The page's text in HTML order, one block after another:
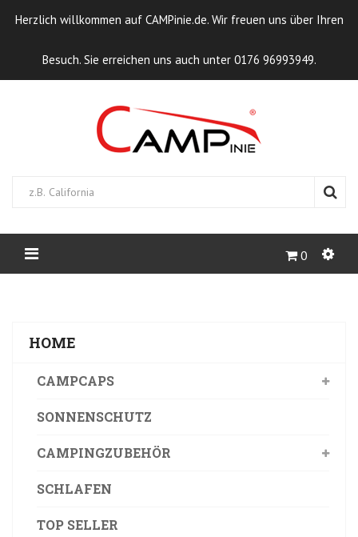
Herzlich willkommen auf CAMPinie.de. Wir freuen uns über Ihren
Besuch. Sie erreichen uns auch unter 0176 96993949.
0
HOME
CAMPCAPS
SONNENSCHUTZ
CAMPINGZUBEHÖR
SCHLAFEN
TOP SELLER